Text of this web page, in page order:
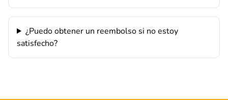
¿Puedo obtener un reembolso si no estoy
satisfecho?